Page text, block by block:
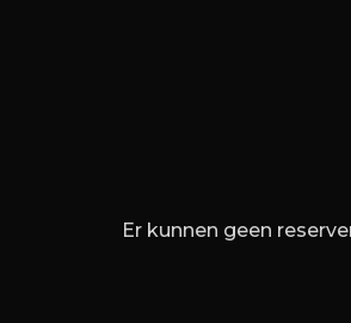
Er kunnen geen